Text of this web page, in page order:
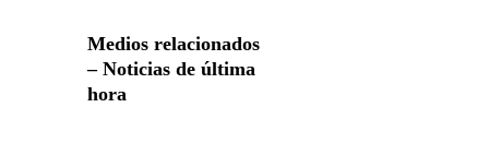
Medios relacionados
– Noticias de última
hora